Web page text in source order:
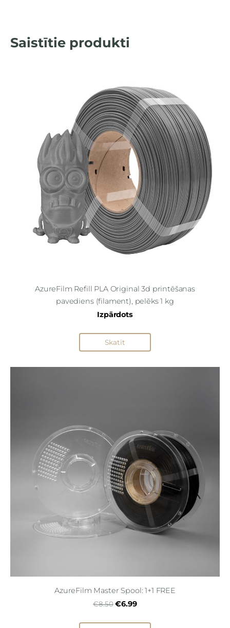
Saistītie produkti
AzureFilm Refill PLA Original 3d printēšanas
pavediens (filament), pelēks 1 kg
Izpārdots
Skatīt
AzureFilm Master Spool: 1+1 FREE
€8.50 €6.99